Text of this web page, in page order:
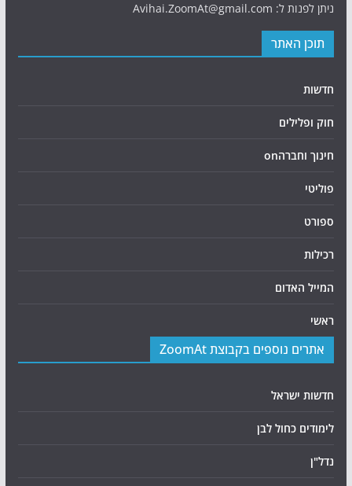
ניתן לפנות ל: Avihai.ZoomAt@gmail.com
תוכן האתר
חדשות
חוק ופלילים
חינוך וחברהon
פוליטי
ספורט
רכילות
המייל האדום
ראשי
אתרים נוספים בקבוצת ZoomAt
חדשות ישראל
לימודים כחול לבן
נדל"ן